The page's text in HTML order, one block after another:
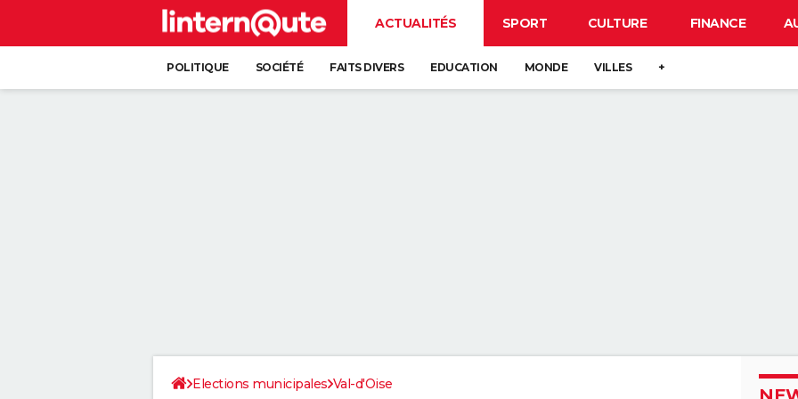
ACTUALITÉS SPORT CULTURE FINANCE
POLITIQUE SOCIÉTÉ FAITS DIVERS EDUCATION MONDE VILLES +
Elections municipales Val-d'Oise